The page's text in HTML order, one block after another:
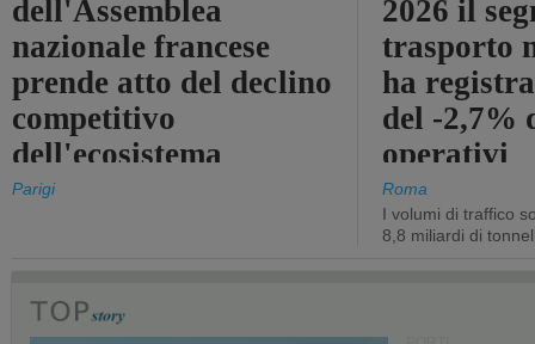
dell'Assemblea
nazionale francese
prende atto del declino
competitivo
dell'ecosistema
portuale statale
Parigi
2026 il
trasporto
ha
del -2,7%
operativi
Roma
I volumi di traffico
8,8 miliardi di